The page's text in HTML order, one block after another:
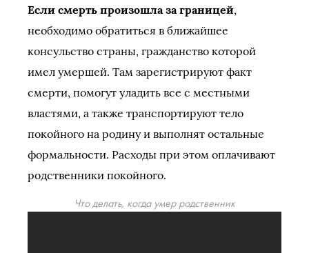
Если смерть произошла за границей,
необходимо обратиться в ближайшее
консульство страны, гражданство которой
имел умершей. Там зарегистрируют факт
смерти, помогут уладить все с местными
властями, а также транспортируют тело
покойного на родину и выполнят остальные
формальности. Расходы при этом оплачивают
родственники покойного.
Что делать, когда умер родственник